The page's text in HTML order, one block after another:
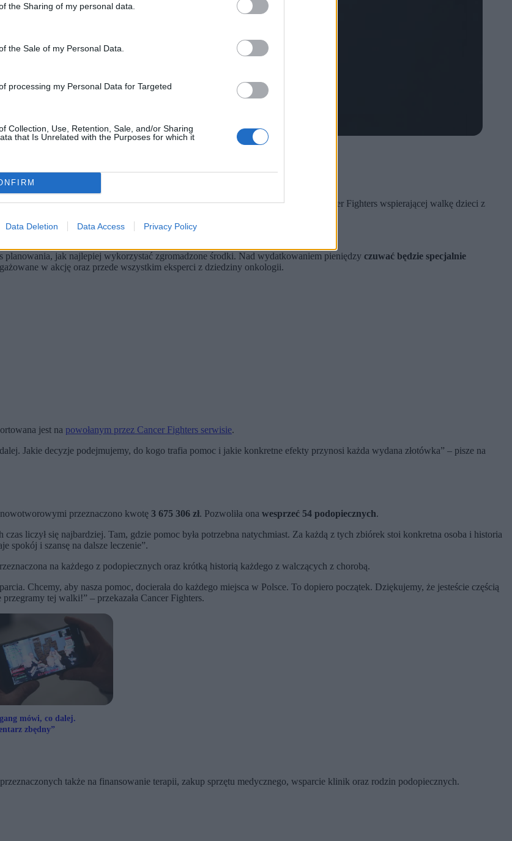
the Sharing of my personal data.
the Sale of my Personal Data.
processing my Personal Data for Targeted
Collection, Use, Retention, Sale, and/or Sharing
that Is Unrelated with the Purposes for which it
Data Deletion Data Access Privacy Policy
280 mln zł.
oraz wszystkich towarzyszących mu akcji. Pieniądze trafiają do fundacji Cancer Fighters wspierającej walkę dzieci z
planowania, jak najlepiej wykorzystać zgromadzone środki. Nad wydatkowaniem pieniędzy czuwać będzie specjalnie
w akcję oraz przede wszystkim eksperci z dziedziny onkologii.
jest na powołanym przez Cancer Fighters serwisie.
Jakie decyzje podejmujemy, do kogo trafia pomoc i jakie konkretne efekty przynosi każda wydana złotówka” – pisze na
przeznaczono kwotę 3 675 306 zł. Pozwoliła ona wesprzeć 54 podopiecznych.
liczył się najbardziej. Tam, gdzie pomoc była potrzebna natychmiast. Za każdą z tych zbiórek stoi konkretna osoba i historia
spokój i szansę na dalsze leczenie”.
na każdego z podopiecznych oraz krótką historią każdego z walczących z chorobą.
Chcemy, aby nasza pomoc, docierała do każdego miejsca w Polsce. To dopiero początek. Dziękujemy, że jesteście częścią
tej walki!” – przekazała Cancer Fighters.
mówi, co dalej.
zbędny”
także na finansowanie terapii, zakup sprzętu medycznego, wsparcie klinik oraz rodzin podopiecznych.